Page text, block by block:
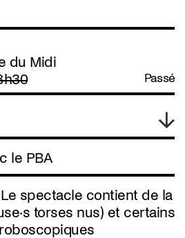
du Midi
Passé
le PBA
Le spectacle contient de la
torses nus) et certains